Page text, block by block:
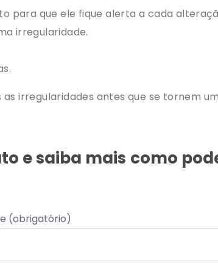
para que ele fique alerta a cada
irregularidade.
irregularidades antes que se tornem
e saiba mais como
(obrigatório)